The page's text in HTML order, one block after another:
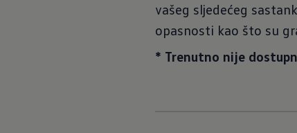
vašeg sljedećeg
opasnosti kao što su
* Trenutno nije